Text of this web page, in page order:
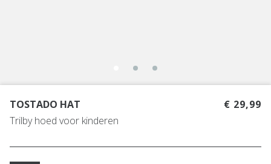
TOSTADO HAT
Trilby hoed voor kinderen
€ 29,99